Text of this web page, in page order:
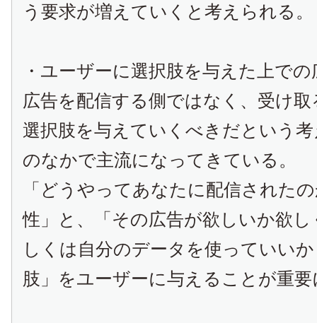
う要求が増えていくと考えられる。
・ユーザーに選択肢を与えた上での
広告を配信する側ではなく、受け
選択肢を与えていくべきだという
のなかで主流になってきている。
「どうやってあなたに配信された
性」と、「その広告が欲しいか欲
しくは自分のデータを使っていい
肢」をユーザーに与えることが重